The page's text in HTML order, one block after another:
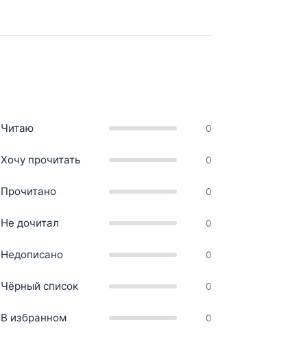
Читаю 0
Хочу прочитать 0
Прочитано 0
Не дочитал 0
Недописано 0
Чёрный список 0
В избранном 0